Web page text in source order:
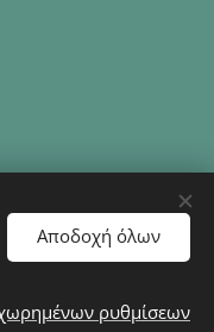
Αποδοχή όλων
ρυθμίσεων